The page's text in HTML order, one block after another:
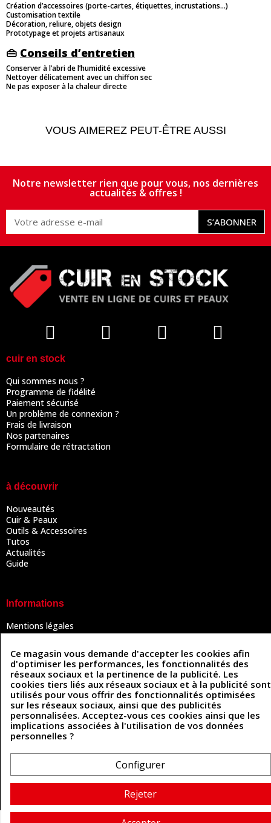
Création d’accessoires (porte-cartes, étiquettes, incrustations…)
Customisation textile
Décoration, reliure, objets design
Prototypage et projets artisanaux
👜 Conseils d’entretien
Conserver à l’abri de l’humidité excessive
Nettoyer délicatement avec un chiffon sec
Ne pas exposer à la chaleur directe
VOUS AIMEREZ PEUT-ÊTRE AUSSI
Notre newsletter rien que pour vous, nos dernières
actualités & offres !
S’ABONNER
cuir en stock
Qui sommes nous ?
Programme de fidélité
Paiement sécurisé
Un problème de connexion ?
Frais de livraison
Nos partenaires
Formulaire de rétractation
à découvrir
Nouveautés
Cuir & Peaux
Outils & Accessoires
Tutos
Actualités
Guide
Informations
Mentions légales
Conditions Générales de Vente
Politique des cookies
Contactez-nous
Coordonnées
493 Chemin de Catougnac
81300 Graulhet
contact@cuirenstock.com
Cuirenstock © 2026 - Une création Quatrys 💙
Ce magasin vous demande d'accepter les cookies afin
d'optimiser les performances, les fonctionnalités des
réseaux sociaux et la pertinence de la publicité. Les
cookies tiers liés aux réseaux sociaux et à la publicité sont
utilisés pour vous offrir des fonctionnalités optimisées
sur les réseaux sociaux, ainsi que des publicités
personnalisées. Acceptez-vous ces cookies ainsi que les
implications associées à l'utilisation de vos données
personnelles ?
Configurer
Rejeter